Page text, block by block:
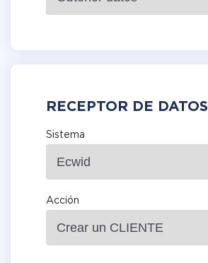
RECEPTOR DE DATOS
Sistema
Acción